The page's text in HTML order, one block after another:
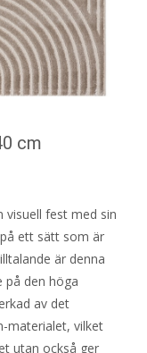
cm
visuell fest med sin
ett sätt som är
är denna
på den höga
av det
materialet, vilket
utan också ger